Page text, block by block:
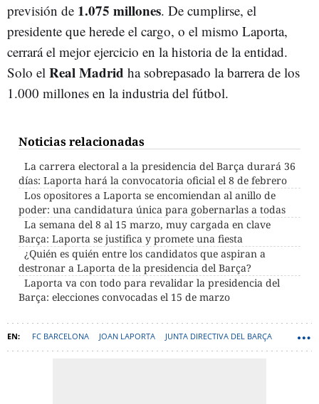
previsión de 1.075 millones. De cumplirse, el
presidente que herede el cargo, o el mismo Laporta,
cerrará el mejor ejercicio en la historia de la entidad.
Solo el Real Madrid ha sobrepasado la barrera de los
1.000 millones en la industria del fútbol.
Noticias relacionadas
La carrera electoral a la presidencia del Barça durará 36
días: Laporta hará la convocatoria oficial el 8 de febrero
Los opositores a Laporta se encomiendan al anillo de
poder: una candidatura única para gobernarlas a todas
La semana del 8 al 15 marzo, muy cargada en clave
Barça: Laporta se justifica y promete una fiesta
¿Quién es quién entre los candidatos que aspiran a
destronar a Laporta de la presidencia del Barça?
Laporta va con todo para revalidar la presidencia del
Barça: elecciones convocadas el 15 de marzo
FC BARCELONA JOAN LAPORTA JUNTA DIRECTIVA DEL BARÇA